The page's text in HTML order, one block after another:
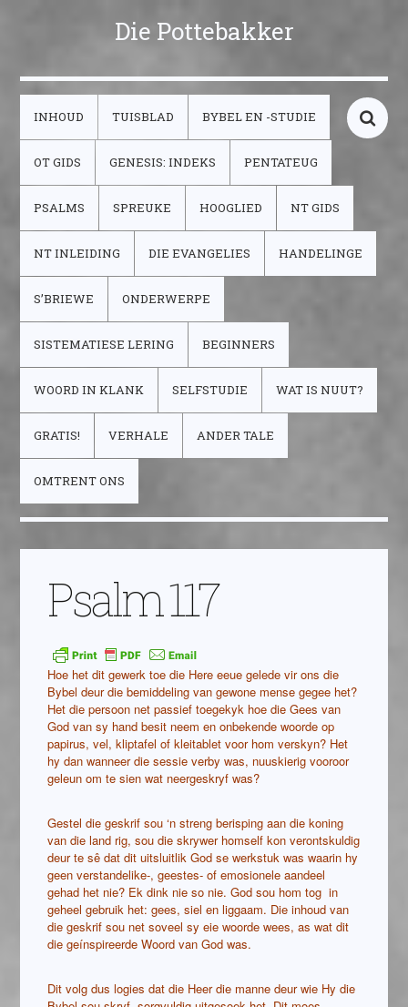
Die Pottebakker
INHOUD TUISBLAD BYBEL EN -STUDIE
OT GIDS GENESIS: INDEKS PENTATEUG
PSALMS SPREUKE HOOGLIED NT GIDS
NT INLEIDING DIE EVANGELIES HANDELINGE
S’BRIEWE ONDERWERPE
SISTEMATIESE LERING BEGINNERS
WOORD IN KLANK SELFSTUDIE WAT IS NUUT?
GRATIS! VERHALE ANDER TALE
OMTRENT ONS
Psalm 117
Hoe het dit gewerk toe die Here eeue gelede vir ons die
Bybel deur die bemiddeling van gewone mense gegee het?
Het die persoon net passief toegekyk hoe die Gees van
God van sy hand besit neem en onbekende woorde op
papirus, vel, kliptafel of kleitablet voor hom verskyn? Het
hy dan wanneer die sessie verby was, nuuskierig vooroor
geleun om te sien wat neergeskryf was?
Gestel die geskrif sou ‘n streng berisping aan die koning
van die land rig, sou die skrywer homself kon verontskuldig
deur te sê dat dit uitsluitlik God se werkstuk was waarin hy
geen verstandelike-, geestes- of emosionele aandeel
gehad het nie? Ek dink nie so nie. God sou hom tog in
geheel gebruik het: gees, siel en liggaam. Die inhoud van
die geskrif sou net soveel sy eie woorde wees, as wat dit
die geínspireerde Woord van God was.
Dit volg dus logies dat die Heer die manne deur wie Hy die